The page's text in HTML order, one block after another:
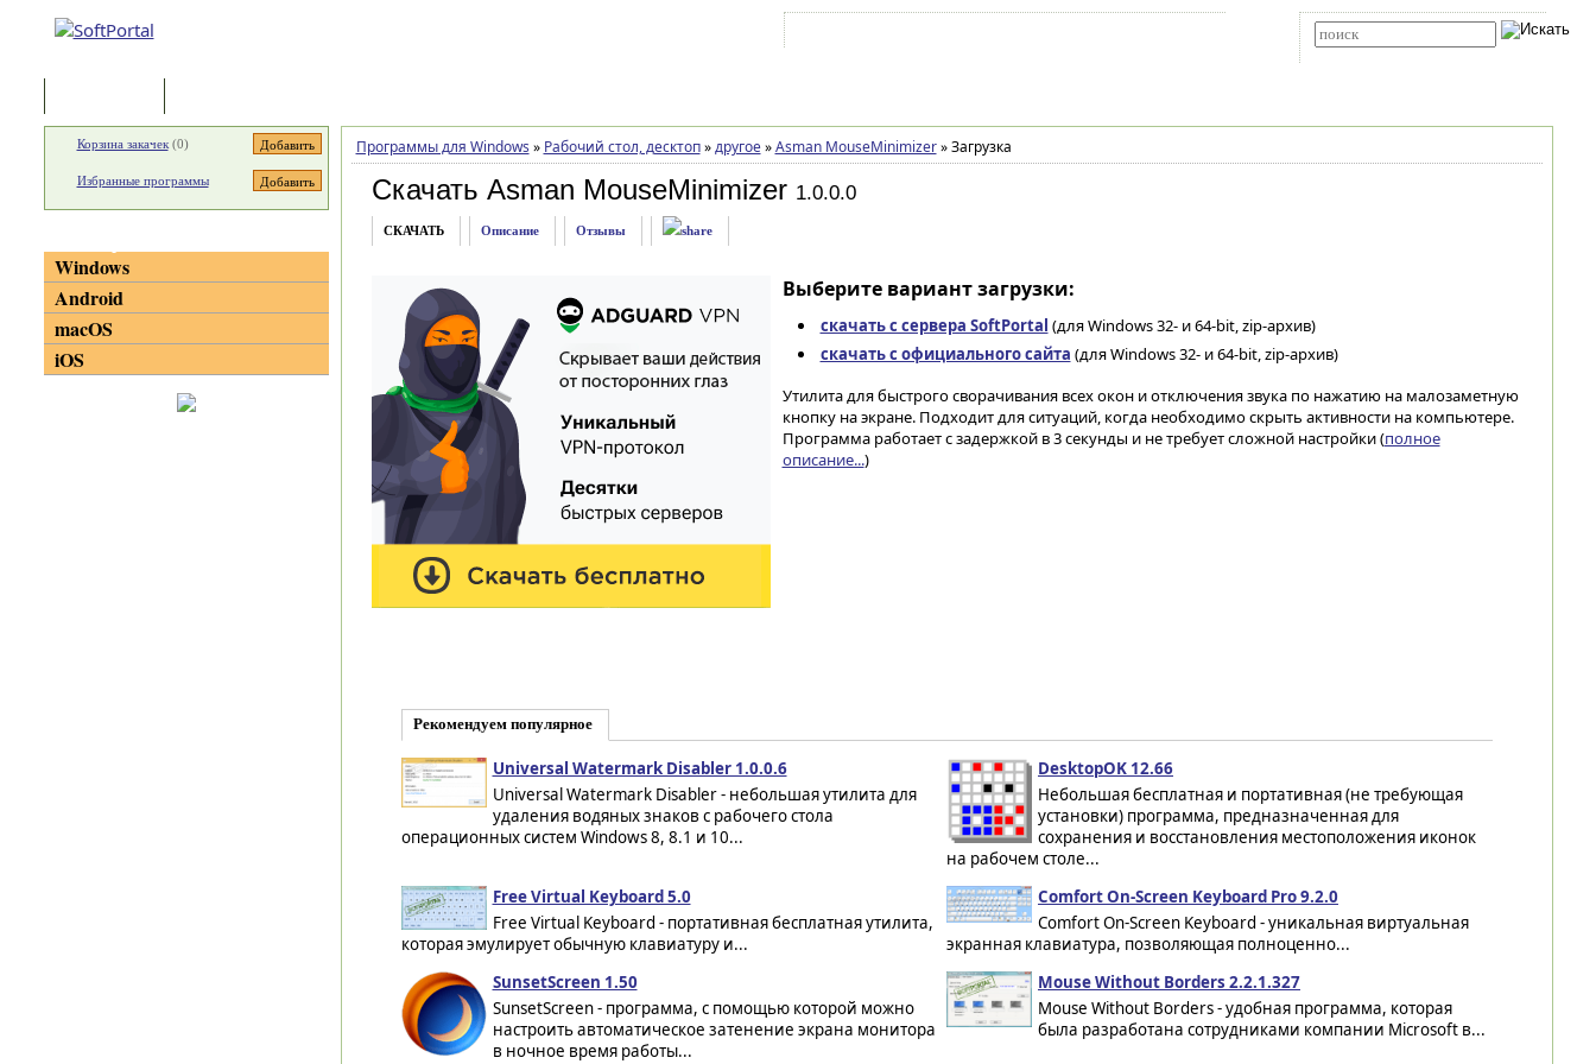
Программы для Windows » Рабочий стол, десктоп » другое » Asman MouseMinimizer »Загрузка
Скачать Asman MouseMinimizer 1.0.0.0
СКАЧАТЬ Описание Отзывы
Выберите вариант загрузки:
скачать с сервера SoftPortal (для Windows 32- и 64-bit, zip-архив)
скачать с официального сайта (для Windows 32- и 64-bit, zip-архив)
Утилита для быстрого сворачивания всех окон и отключения звука по нажатию на малозаметную
кнопку на экране. Подходит для ситуаций, когда необходимо скрыть активности на компьютере.
Программа работает с задержкой в 3 секунды и не требует сложной настройки (полное
описание...)
Рекомендуем популярное
Universal Watermark Disabler 1.0.0.6
Universal Watermark Disabler - небольшая утилита для
удаления водяных знаков с рабочего стола
операционных систем Windows 8, 8.1 и 10...
DesktopOK 12.66
Небольшая бесплатная и портативная (не требующая
установки) программа, предназначенная для
сохранения и восстановления местоположения иконок
на рабочем столе...
Free Virtual Keyboard 5.0
Free Virtual Keyboard - портативная бесплатная утилита,
которая эмулирует обычную клавиатуру и...
Comfort On-Screen Keyboard Pro 9.2.0
Comfort On-Screen Keyboard - уникальная виртуальная
экранная клавиатура, позволяющая полноценно...
SunsetScreen 1.50
SunsetScreen - программа, с помощью которой можно
настроить автоматическое затенение экрана монитора
в ночное время работы...
Mouse Without Borders 2.2.1.327
Mouse Without Borders - удобная программа, которая
была разработана сотрудниками компании Microsoft в...
Корзина закачек(0)
Избранные программы
Windows
Android
macOS
iOS